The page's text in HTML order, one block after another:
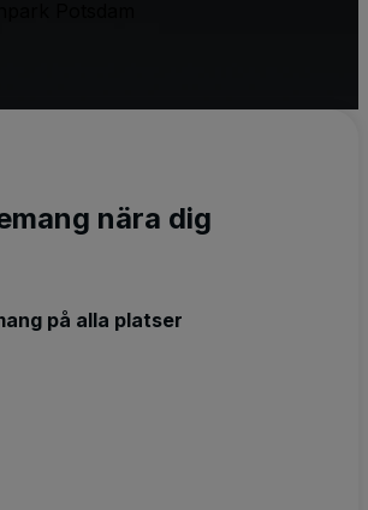
nära dig
på alla platser